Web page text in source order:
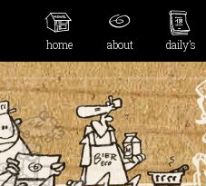
home about daily’s